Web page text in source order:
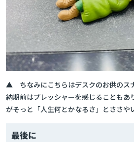
▲ ちなみにこちらはデスクのお供のス
納期前はプレッシャーを感じることもあ
がそっと「人生何とかなるさ」とささや
最後に